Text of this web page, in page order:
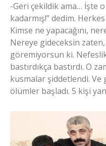
-Geri çekildik ama… İşte
kadarmış!” dedim.
Kimse ne yapacağını,
Nereye gideceksin
göremiyorsun ki.
bastırdıkça bastırdı. O
kusmalar şiddetlendi. Ve
ölümler başladı. 5 kişi